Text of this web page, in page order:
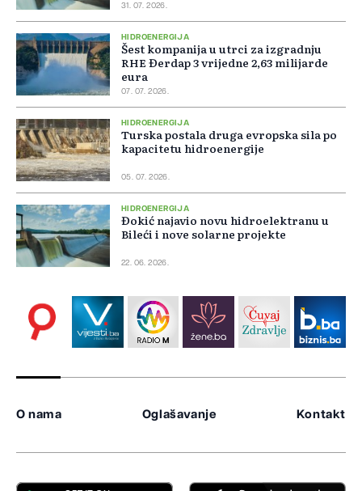
31. 07. 2026.
HIDROENERGIJA
Šest kompanija u utrci za izgradnju
RHE Đerdap 3 vrijedne 2,63 milijarde
eura
07. 07. 2026.
HIDROENERGIJA
Turska postala druga evropska sila po
kapacitetu hidroenergije
05. 07. 2026.
HIDROENERGIJA
Đokić najavio novu hidroelektranu u
Bileći i nove solarne projekte
22. 06. 2026.
O nama Oglašavanje Kontakt